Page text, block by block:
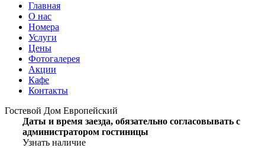
Главная
O нас
Номера
Услуги
Цены
Фотогалерея
Акции
Кафе
Контакты
Гостевой Дом Европейский
Даты и время заезда, обязательно согласовывать с
администратором гостиницы
Узнать наличие